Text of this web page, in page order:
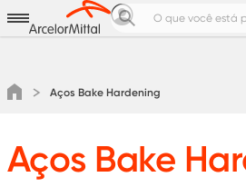
Notícias e Cases
Área do cliente
Aços Bake Hardening
Aços Bake